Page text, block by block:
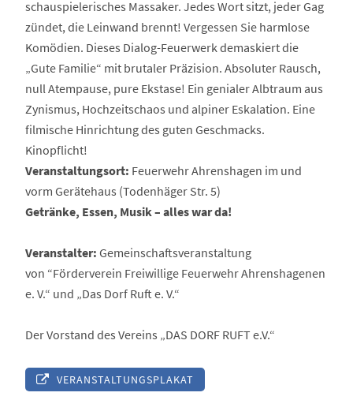
schauspielerisches Massaker. Jedes Wort sitzt, jeder Gag
zündet, die Leinwand brennt! Vergessen Sie harmlose
Komödien. Dieses Dialog-Feuerwerk demaskiert die
„Gute Familie“ mit brutaler Präzision. Absoluter Rausch,
null Atempause, pure Ekstase! Ein genialer Albtraum aus
Zynismus, Hochzeitschaos und alpiner Eskalation. Eine
filmische Hinrichtung des guten Geschmacks.
Kinopflicht!
Veranstaltungsort: Feuerwehr Ahrenshagen im und
vorm Gerätehaus (Todenhäger Str. 5)
Getränke, Essen, Musik – alles war da!
Veranstalter: Gemeinschaftsveranstaltung
von “Förderverein Freiwillige Feuerwehr Ahrenshagenen
e. V.“ und „Das Dorf Ruft e. V.“
Der Vorstand des Vereins „DAS DORF RUFT e.V.“
VERANSTALTUNGSPLAKAT